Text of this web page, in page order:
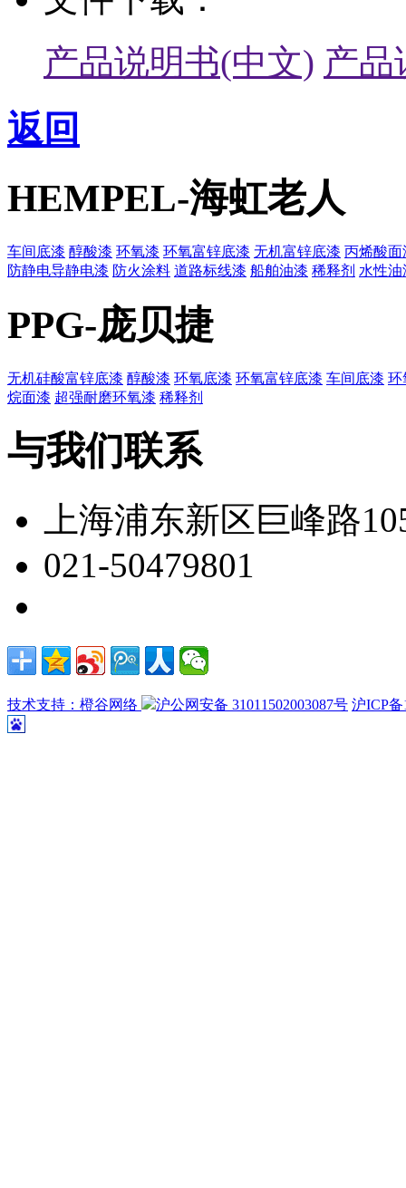
产品说明书(中文) 产品
返回
HEMPEL-海虹老人
车间底漆 醇酸漆 环氧漆 环氧富锌底漆 无机富锌底漆 丙烯酸面
防静电导静电漆 防火涂料 道路标线漆 船舶油漆 稀释剂 水性油
PPG-庞贝捷
无机硅酸富锌底漆 醇酸漆 环氧底漆 环氧富锌底漆 车间底漆 环
烷面漆 超强耐磨环氧漆 稀释剂
与我们联系
上海浦东新区巨峰路
021-50479801
技术支持：橙谷网络 沪公网安备 31011502003087号 沪ICP备